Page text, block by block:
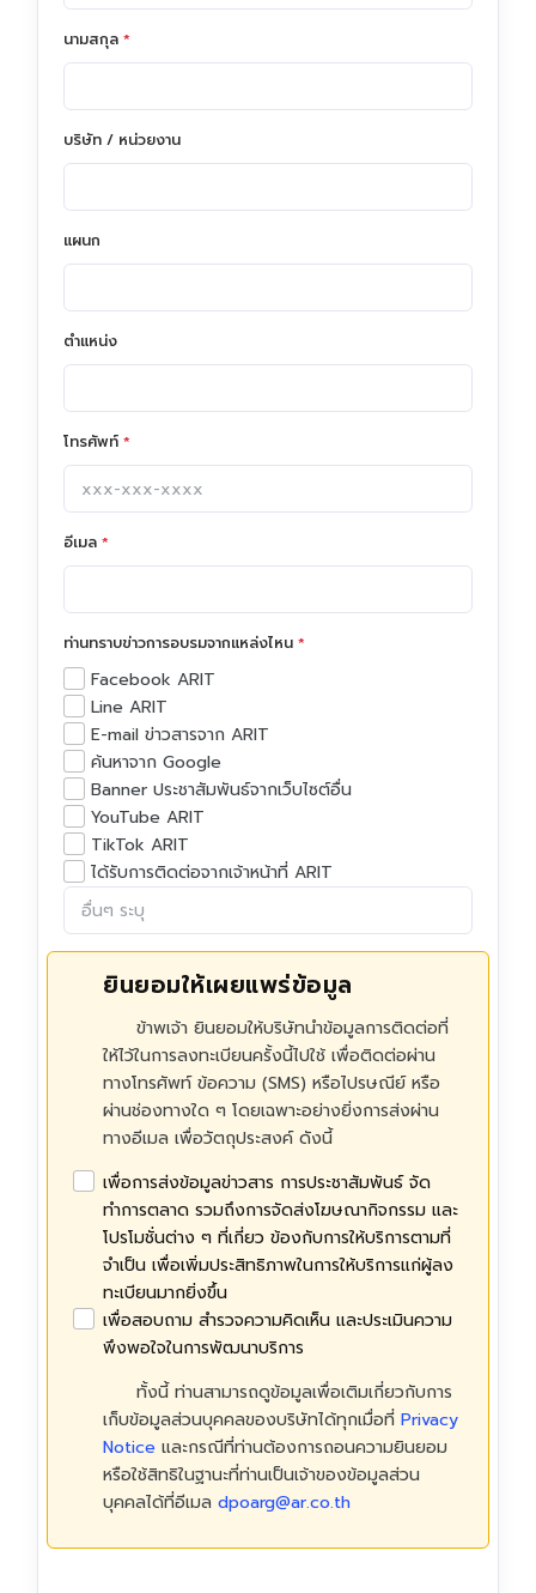
Microsoft Certified Fundamentals
Project Management Ready™
CompTIA
เครื่องมือเรียนรู้
เครื่องมือฝึกฝน
Testing Center
Testing Center
Locations
Become To Certiport
Certiport Authorized Testing Center (CATC)
นามสกุล *
บริษัท / หน่วยงาน
แผนก
ตำแหน่ง
โทรศัพท์ *
อีเมล *
ท่านทราบข่าวการอบรมจากแหล่งไหน *
Facebook ARIT
Line ARIT
E-mail ข่าวสารจาก ARIT
ค้นหาจาก Google
Banner ประชาสัมพันธ์จากเว็บไซต์อื่น
YouTube ARIT
TikTok ARIT
ได้รับการติดต่อจากเจ้าหน้าที่ ARIT
ยินยอมให้เผยแพร่ข้อมูล
ข้าพเจ้า ยินยอมให้บริษัทนำข้อมูลการติดต่อที่
ให้ไว้ในการลงทะเบียนครั้งนี้ไปใช้ เพื่อติดต่อผ่าน
ทางโทรศัพท์ ข้อความ (SMS) หรือไปรษณีย์ หรือ
ผ่านช่องทางใด ๆ โดยเฉพาะอย่างยิ่งการส่งผ่าน
ทางอีเมล เพื่อวัตถุประสงค์ ดังนี้
เพื่อการส่งข้อมูลข่าวสาร การประชาสัมพันธ์ จัด
ทำการตลาด รวมถึงการจัดส่งโฆษณากิจกรรม และ
โปรโมชั่นต่าง ๆ ที่เกี่ยว ข้องกับการให้บริการตามที่
จำเป็น เพื่อเพิ่มประสิทธิภาพในการให้บริการแก่ผู้ลง
ทะเบียนมากยิ่งขึ้น
เพื่อสอบถาม สำรวจความคิดเห็น และประเมินความ
พึงพอใจในการพัฒนาบริการ
ทั้งนี้ ท่านสามารถดูข้อมูลเพื่อเติมเกี่ยวกับการ
เก็บข้อมูลส่วนบุคคลของบริษัทได้ทุกเมื่อที่Privacy
Notice และกรณีที่ท่านต้องการถอนความยินยอม
หรือใช้สิทธิในฐานะที่ท่านเป็นเจ้าของข้อมูลส่วน
บุคคลได้ที่อีเมลdpoarg@ar.co.th